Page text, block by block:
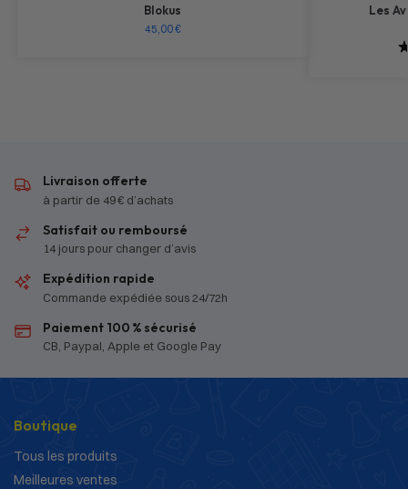
Blokus
45,00€
Les
Livraison offerte
à partir de 49 € d’achats
Satisfait ou remboursé
14 jours pour changer d’avis
Expédition rapide
Commande expédiée sous 24/72h
Paiement 100 % sécurisé
CB, Paypal, Apple et Google Pay
Boutique
Tous les produits
Meilleures ventes